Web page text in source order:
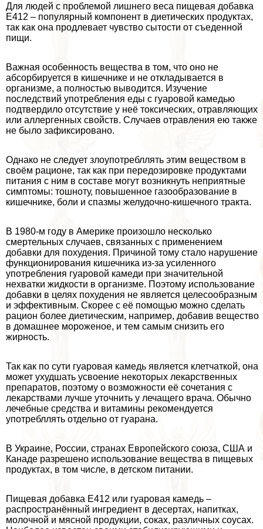
Для людей с проблемой лишнего веса пищевая добавка
Е412 – популярный компонент в диетических продуктах,
так как она продлевает чувство сытости от съеденной
пищи.
Важная особенность вещества в том, что оно не
абсорбируется в кишечнике и не откладывается в
организме, а полностью выводится. Изучение
последствий употрeбления еды с гуаровой камедью
подтвердило отсутствие у неё токсических, отравляющих
или аллергенных свойств. Случаев отравления ею также
не было зафиксировано.
Однако не следует злоупотрeбллять этим веществом в
своём рационе, так как при передозировке продуктами
питания с ним в составе могут возникнуть неприятные
симптомы: тошноту, повышенное газообразование в
кишечнике, боли и спазмы желудочно-кишечного тpaкта.
В 1980-м году в Америке произошло несколько
cмepтельных случаев, связанных с применением
добавки для похудения. Причиной тому стало нарушение
функционирования кишечника из-за усиленного
употрeбления гуаровой камеди при значительной
нехватки жидкости в организме. Поэтому использование
добавки в целях похудения не является целесообразным
и эффективным. Скорее с её помощью можно сделать
рацион более диетическим, например, добавив вещество
в домашнее мороженое, и тем самым снизить его
жирность.
Так как по сути гуаровая камедь является клетчаткой, она
может ухудшать усвоение некоторых лекарственных
препаратов, поэтому о возможности её сочетания с
лекарствами лучше уточнить у лечащего врача. Обычно
лечебные средства и витамины рекомендуется
употрeбллять отдельно от гуарана.
В Украине, России, странах Европейского союза, США и
Канаде разрешено использование вещества в пищевых
продуктах, в том числе, в детском питании.
Пищевая добавка Е412 или гуаровая камедь –
распространённый ингредиент в десертах, напитках,
молочной и мясной продукции, соках, различных соусах.